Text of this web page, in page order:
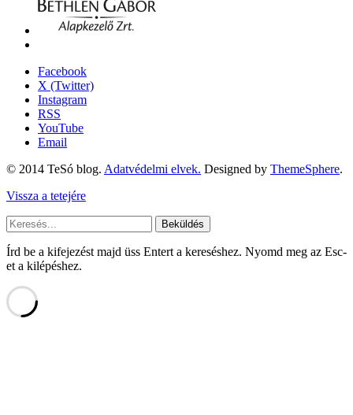
Facebook
X (Twitter)
Instagram
RSS
YouTube
Email
© 2014 TeSó blog. Adatvédelmi elvek. Designed by ThemeSphere.
Vissza a tetejére
Beküldés
Írd be a kifejezést majd üss Entert a kereséshez. Nyomd meg az Esc-
et a kilépéshez.